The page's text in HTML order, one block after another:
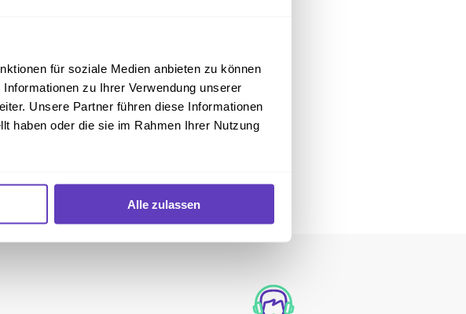
für soziale Medien anbieten zu können
zu Ihrer Verwendung unserer
Unsere Partner führen diese Informationen
haben oder die sie im Rahmen Ihrer Nutzung
Alle zulassen